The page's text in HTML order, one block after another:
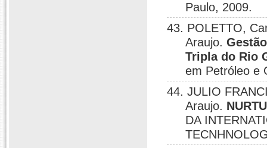
Paulo, 2009.
43. POLETTO,
Araujo.
Tripla do Rio
em Petróleo e
44. JULIO
Araujo.
DA